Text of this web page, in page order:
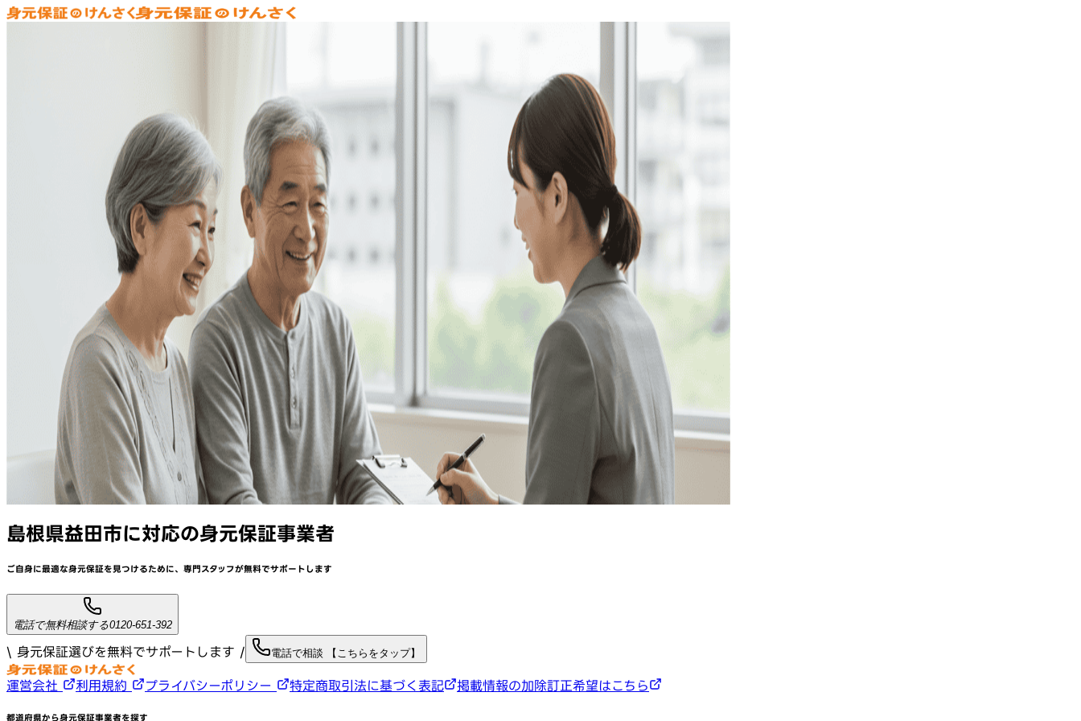
島根県益田市に対応の身元保証事業者
ご自身に最適な身元保証を見つけるために、 専門スタッフが無料でサポートします
電話で無料相談する0120-651-392
\ 身元保証選びを無料でサポートします / 電話で相談 【こちらをタップ】
運営会社 利用規約 プライバシーポリシー 特定商取引法に基づく表記 掲載情報の加除訂正希望はこちら
都道府県から身元保証事業者を探す